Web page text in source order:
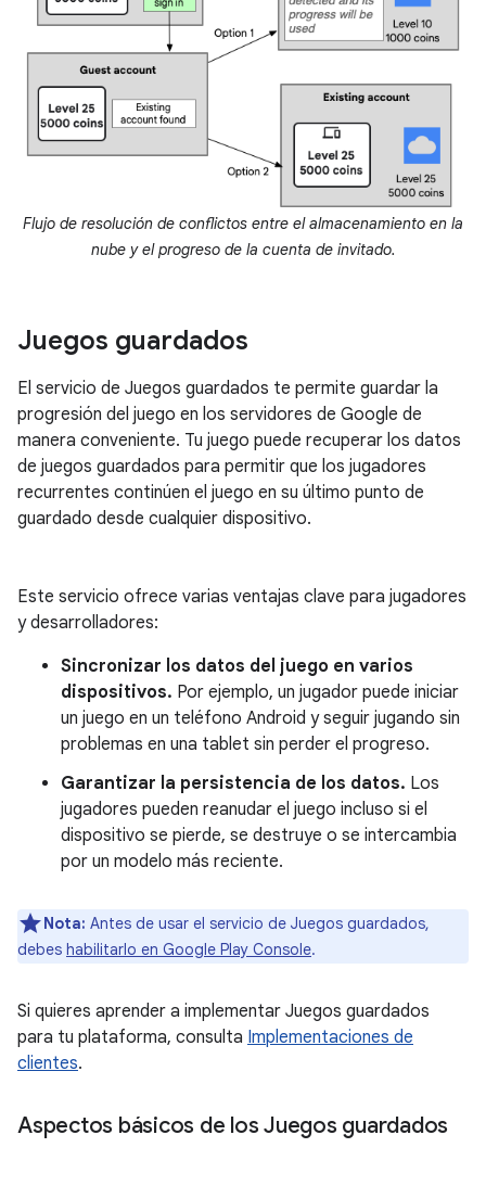
Flujo de resolución de conflictos entre el almacenamiento en la
nube y el progreso de la cuenta de invitado.
Juegos guardados
El servicio de Juegos guardados te permite guardar la
progresión del juego en los servidores de Google de
manera conveniente. Tu juego puede recuperar los datos
de juegos guardados para permitir que los jugadores
recurrentes continúen el juego en su último punto de
guardado desde cualquier dispositivo.
Este servicio ofrece varias ventajas clave para jugadores
y desarrolladores:
Sincronizar los datos del juego en varios
dispositivos. Por ejemplo, un jugador puede iniciar
un juego en un teléfono Android y seguir jugando sin
problemas en una tablet sin perder el progreso.
Garantizar la persistencia de los datos. Los
jugadores pueden reanudar el juego incluso si el
dispositivo se pierde, se destruye o se intercambia
por un modelo más reciente.
Nota: Antes de usar el servicio de Juegos guardados,
debes habilitarlo en Google Play Console.
Si quieres aprender a implementar Juegos guardados
para tu plataforma, consulta Implementaciones de
clientes.
Aspectos básicos de los Juegos guardados